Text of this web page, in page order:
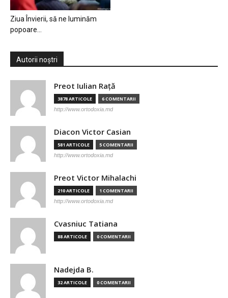
Ziua Învierii, să ne luminăm
popoare…
Autorii noștri
Preot Iulian Raţă
3878 ARTICOLE 6 COMENTARII
http://www.ortodoxia.md
Diacon Victor Casian
581 ARTICOLE 5 COMENTARII
http://www.ortodoxia.md
Preot Victor Mihalachi
210 ARTICOLE 1 COMENTARII
http://www.ortodoxia.md
Cvasniuc Tatiana
88 ARTICOLE 0 COMENTARII
Nadejda B.
32 ARTICOLE 0 COMENTARII